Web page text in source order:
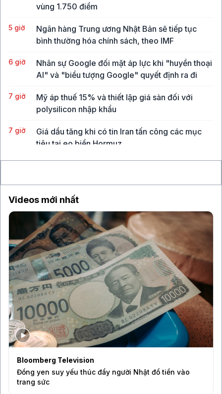
vùng 1.750 điểm
5 giờ
Ngân hàng Trung ương Nhật Bản sẽ tiếp tục
bình thường hóa chính sách, theo IMF
6 giờ
Nhân sự Google đối mặt áp lực khi "huyền thoại
AI" và "biểu tượng Google" quyết định ra đi
7 giờ
Mỹ áp thuế 15% và thiết lập giá sàn đối với
polysilicon nhập khẩu
7 giờ
Giá dầu tăng khi có tin Iran tấn công các mục
tiêu tại eo biển Hormuz
Videos mới nhất
Bloomberg Television
Đồng yen suy yếu thúc đẩy người Nhật đổ tiền vào
trang sức